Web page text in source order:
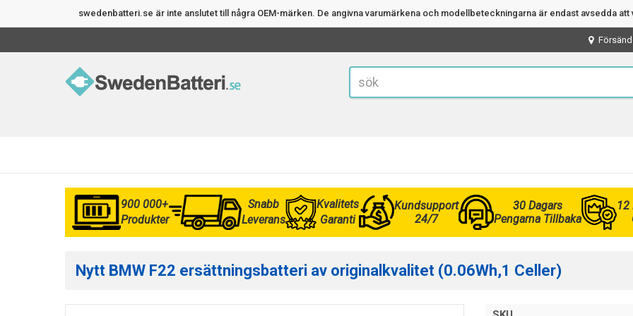
swedenbatteri.se är inte anslutet till några OEM-märken. De angivna varumärkena och modellbeteckningarna är endast avsedda
900 000+
Produkter
Snabb
Leverans
Kvalitets
Garanti
Kundsupport
24/7
30 Dagars
Pengarna Tillbaka
12
Nytt BMW F22 ersättningsbatteri av originalkvalitet (0.06Wh,1 Celler)